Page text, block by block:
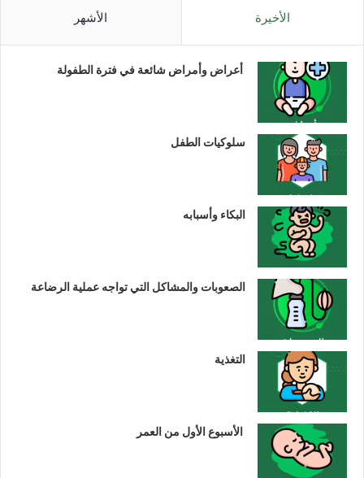
الأخيرة الأشهر
أعراض وأمراض شائعة في فترة الطفولة
سلوكيات الطفل
البكاء وأسبابه
الصعوبات والمشاكل التي تواجه عملية الرضاعة
التغذية
الأسبوع الأول من العمر